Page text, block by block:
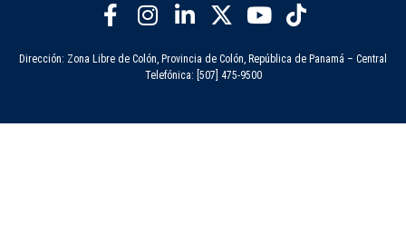
Dirección: Zona Libre de Colón, Provincia de Colón, República de Panamá – Central
Telefónica: [507] 475-9500